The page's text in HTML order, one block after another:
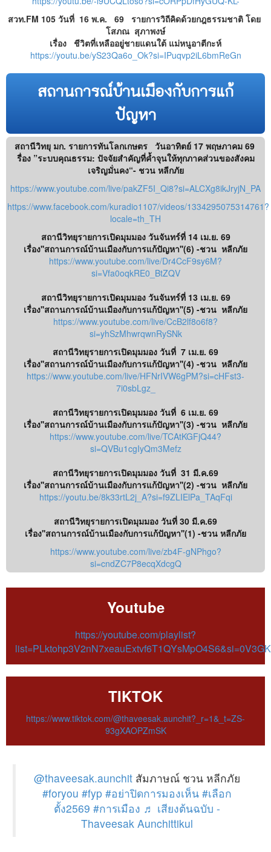
สวท.FM 105 วันที่ 16 พ.ค. 69 รายการวิถีคิดด้วยกฎธรรมชาติ โดย
โสภณ สุภาพงษ์
เรื่อง ชีวิตที่เหลืออยู่ชายแดนใต้ แม่หนูอาตีกะห์
https://youtu.be/yS23Qa6o_Ok?si=IPuqvp2iL6bmReGn
สถานการณ์บ้านเมืองกับการแก้
ปัญหา
สถานีวิทยุ มก. รายการทันโลกเกษตร วันอาทิตย์ 17 พฤษภาคม 69
รื่อง ”ระบบคุณธรรม: ปัจจัยสำคัญที่ค้ำจุนให้ทุกภาคส่วนของสังคม
เจริญมั่นคง“- ชวน หลีกภัย
https://www.youtube.com/live/pakZF5I_Qi8?si=ALCXg8ikJryjN_PA
https://www.facebook.com/kuradio1107/videos/1334295075314761?
locale=th_TH
สถานีวิทยุรายการเปิดมุมมอง วันจันทร์ที่ 14 เม.ย. 69
เรื่อง''​สถานการณ์บ้านเมืองกับการแก้ปัญหา''​(6) -​ชวน หลีกภัย
https://www.youtube.com/live/Dr4CcF9sy6M?
si=Vfa0oqkRE0_BtZQV
สถานีวิทยุรายการเปิดมุมมอง วันจันทร์ที่ 13 เม.ย. 69
เรื่อง''​สถานการณ์บ้านเมืองกับการแก้ปัญหา''​(5) -​ชวน หลีกภัย
https://www.youtube.com/live/CcB2lf8o6f8?
si=yhSzMhwrqwnRySNk
สถานีวิทยุรายการเปิดมุมมอง วันที่ 7 เม.ย. 69
เรื่อง''​สถานการณ์บ้านเมืองกับการแก้ปัญหา''​(4) -​ชวน หลีกภัย
https://www.youtube.com/live/HFNrIVW6gPM?si=cHFst3-
7i0sbLgz_
สถานีวิทยุรายการเปิดมุมมอง วันที่ 6 เม.ย. 69
เรื่อง''​สถานการณ์บ้านเมืองกับการแก้ปัญหา''​(3) -​ชวน หลีกภัย
https://www.youtube.com/live/TCAtKGFjQ44?
si=QVBu1cgIyQm3Mefz
สถานีวิทยุรายการเปิดมุมมอง วันที่ 31 มี.ค.69
เรื่อง''​สถานการณ์บ้านเมืองกับการแก้ปัญหา''​(2) -​ชวน หลีกภัย
https://youtu.be/8k33rtL2j_A?si=f9ZLIElPa_TAqFqi
สถานีวิทยุรายการเปิดมุมมอง วันที่ 30 มี.ค.69
เรื่อง''​สถานการณ์บ้านเมืองกับการแก้ปัญหา''​(1) -​ชวน หลีกภัย
https://www.youtube.com/live/zb4F-gNPhgo?
si=cndZC7P8ecqXdcgQ
Youtube
https://youtube.com/playlist?
TIKTOK
https://www.tiktok.com/@thaveesak.aunchit?_r=1&_t=ZS-
93gXAOPZmSK
@thaveesak.aunchit สัมภาษณ์ ชวน หลีกภัย
#foryou #fyp #อย่าปิดการมองเห็น #เลือก
ตั้ง2569 #การเมือง ♬ เสียงต้นฉบับ -
Thaveesak Aunchittikul